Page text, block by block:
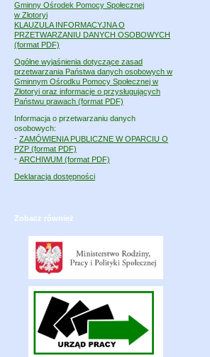
Gminny Ośrodek Pomocy Społecznej
w Złotoryi
KLAUZULA INFORMACYJNA O
PRZETWARZANIU DANYCH OSOBOWYCH
(format PDF)
Ogólne wyjaśnienia dotyczące zasad
przetwarzania Państwa danych osobowych w
Gminnym Ośrodku Pomocy Społecznej w
Złotoryi oraz informacje o przysługujących
Państwu prawach (format PDF)
Informacja o przetwarzaniu danych
osobowych:
- ZAMÓWIENIA PUBLICZNE W OPARCIU O
PZP (format PDF)
- ARCHIWUM (format PDF)
Deklaracja dostępności
Zobacz również